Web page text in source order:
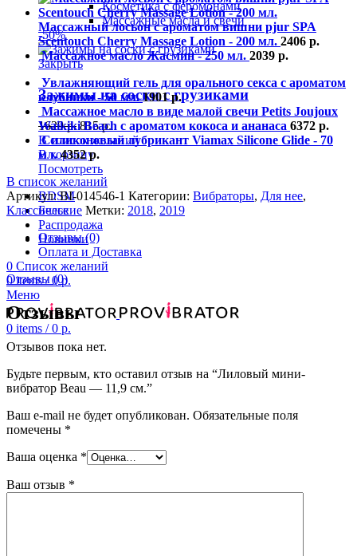
Косметика с феромонами
Массажные масла и свечи
-50%
Закрыть
Зажимы на соски с грузиками
1629р. 815р.
В список желаний
В корзину
Посмотреть
BDSM
Белье
Распродажа
Новинки
0 Список желаний
0items / 0р.
Меню
0 items / 0 р.
Массажный лосьон с ароматом вишни pjur SPA
Scentouch Cherry Massage Lotion - 200 мл. 2406 р.
Массажное масло Жасмин - 250 мл. 2039 р.
Увлажняющий гель для орального секса с ароматом
клубники - 50 мл.1901р.
Массажное масло в виде малой свечи Petits Joujoux
Waikiki Beach с ароматом кокоса и ананаса 6372 р.
Силиконовый лубрикант Viamax Silicone Glide - 70
мл.4352р.
В список желаний
Артикул:BI-014546-1 Категории: Вибраторы, Для нее,
Классические Метки: 2018, 2019
Отзывы (0)
Оплата и Доставка
Отзывы (0)
Отзывы
Отзывов пока нет.
Будьте первым, кто оставил отзыв на “Лиловый мини-
вибратор Beau — 11,9 см.”
Ваш e-mail не будет опубликован. Обязательные поля
помечены *
Ваша оценка *
Ваш отзыв *